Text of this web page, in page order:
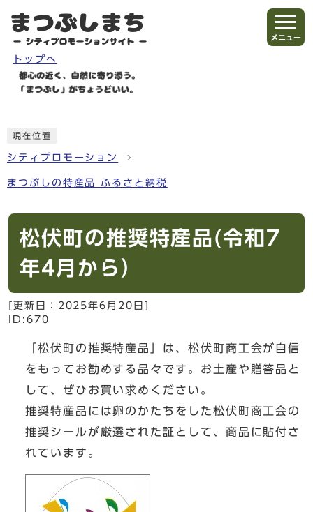
トップへ
メニュー
現在位置
シティプロモーション
まつぶしの特産品 ふるさと納税
松伏町の推奨特産品(令和7
年4月から）
[更新日： 2025年6月20日 ]
ID:670
「松伏町の推奨特産品」は、松伏町商工会が自信
をもってお勧めする品々です。お土産や贈答品と
して、ぜひお買い求めください。
推奨特産品には卵のかたちをした松伏町商工会の
推奨シールが厳選された証として、商品に貼付さ
れています。